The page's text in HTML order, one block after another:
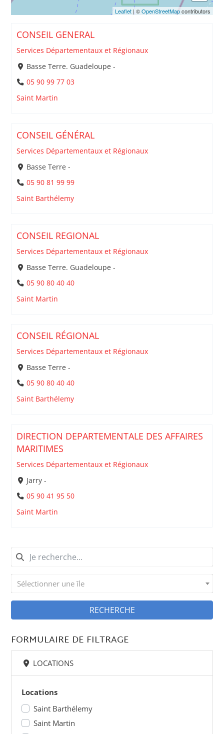
CONSEIL GENERAL
Services Départementaux et Régionaux
Basse Terre. Guadeloupe -
05 90 99 77 03
Saint Martin
CONSEIL GÉNÉRAL
Services Départementaux et Régionaux
Basse Terre -
05 90 81 99 99
Saint Barthélemy
CONSEIL REGIONAL
Services Départementaux et Régionaux
Basse Terre. Guadeloupe -
05 90 80 40 40
Saint Martin
CONSEIL RÉGIONAL
Services Départementaux et Régionaux
Basse Terre -
05 90 80 40 40
Saint Barthélemy
DIRECTION DEPARTEMENTALE DES AFFAIRES
MARITIMES
Services Départementaux et Régionaux
Jarry -
05 90 41 95 50
Saint Martin
Leaflet| ©OpenStreetMapcontributors
Sélectionner une île
RECHERCHE
FORMULAIRE DE FILTRAGE
LOCATIONS
Locations
Saint Barthélemy
Saint Martin